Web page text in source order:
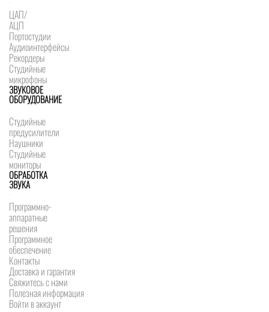
ЦАП/
АЦП
Портостудии
Аудиоинтерфейсы
Рекордеры
Студийные
микрофоны
ЗВУКОВОЕ
ОБОРУДОВАНИЕ
Студийные
предусилители
Наушники
Студийные
мониторы
ОБРАБОТКА
ЗВУКА
Программно-
аппаратные
решения
Программное
обеспечение
Контакты
Доставка и гарантия
Свяжитесь с нами
Полезная информация
Войти в аккаунт